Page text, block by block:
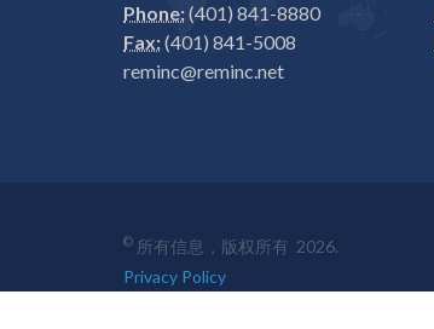
Phone:(401) 841-8880
Fax:(401) 841-5008
reminc@reminc.net
© 所有信息，版权所有 2026.
Privacy Policy